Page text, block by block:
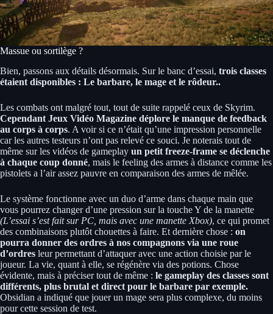
Massue ou sortilège ?
Bien, passons aux détails désormais. Sur le banc d’essai, trois classes
étaient disponibles : Le barbare, le mage et le rôdeur..
Les combats ont malgré tout, tout de suite rappelé ceux de Skyrim.
Cependant Jeux Vidéo Magazine déplore le manque de feedback
au corps à corps. A voir si ce n’était qu’une impression personnelle
car les autres testeurs n’ont pas relevé ce souci. Je noterais tout de
même sur les vidéos de gameplay un petit freeze-frame se déclenche
à chaque coup donné, mais le feeling des armes à distance comme les
pistolets a l’air assez pauvre en comparaison des armes de mêlée.
Le système fonctionne avec un duo d’arme dans chaque main que
vous pourrez changer d’une pression sur la touche Y de la manette
(L’essai s’est fait sur PC, mais avec une manette Xbox), ce qui promet
des combinaisons plutôt chouettes à faire. Et dernière chose : on
pourra donner des ordres à nos compagnons via une roue
d’ordres leur permettant d’attaquer avec une action choisie par le
joueur. La vie, quant à elle, se régénère via des potions. Chose
évidente, mais à préciser tout de même : le gameplay des classes sont
différents, plus brutal et direct pour le barbare par exemple.
Obsidian a indiqué que jouer un mage sera plus complexe, du moins
pour cette session de test.